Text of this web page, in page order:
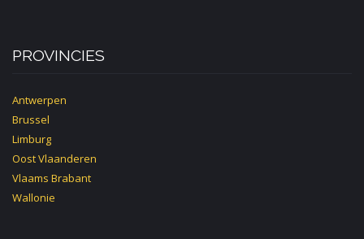
PROVINCIES
Antwerpen
Brussel
Limburg
Oost Vlaanderen
Vlaams Brabant
Wallonie